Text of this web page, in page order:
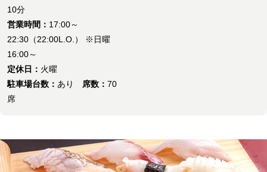
10分
営業時間： 17:00～
22:30（22:00L.O.） ※日曜
16:00～
定休日： 火曜
駐車場台数： あり 席数： 70
席